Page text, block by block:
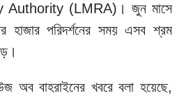
(LMRA)। জুন মাসে
হাজার পরিদর্শনের সময় এসব শ্রম
অব বাহরাইনের খবরে বলা হয়েছে,